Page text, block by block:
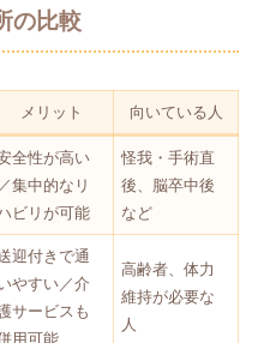
の比較
メリット 向いている人
全性が高い
／集中的なリ
ビリが可能
怪我・手術直
後、脳卒中後
など
迎付きで通
やすい／介
サービスも
用可能
高齢者、体力
維持が必要な
人